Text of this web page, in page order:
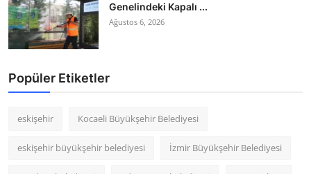
Genelindeki Kapalı ...
Ağustos 6, 2026
Popüler Etiketler
eskişehir Kocaeli Büyükşehir Belediyesi
eskişehir büyükşehir belediyesi İzmir Büyükşehir Belediyesi